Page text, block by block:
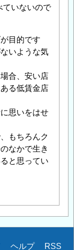
ていないので
目的です
いような気
合、安い店
る低賃金店
思いをはせ
もちろんク
なかで生き
と思ってい
ヘルプ RSS